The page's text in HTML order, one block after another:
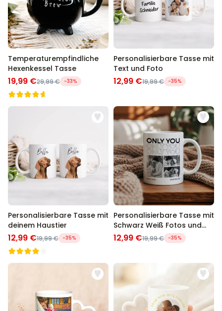
Temperaturempfindliche
Hexenkessel Tasse
19,99 €29,99 € -33%
Personalisierbare Tasse mit
Text und Foto
12,99 €19,99 € -35%
Personalisierbare Tasse mit
deinem Haustier
12,99 €19,99 € -35%
Personalisierbare Tasse mit
Schwarz Weiß Fotos und
Text
12,99 €19,99 € -35%